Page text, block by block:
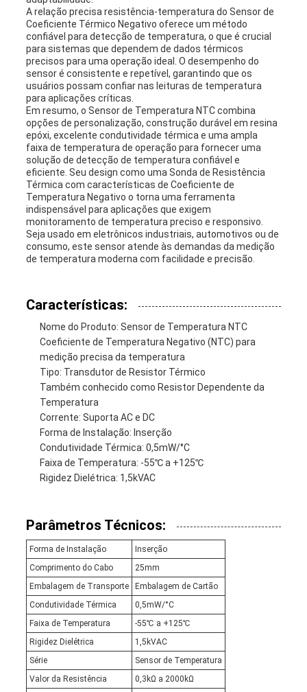
A relação precisa resistência-temperatura do Sensor de
Coeficiente Térmico Negativo oferece um método
confiável para detecção de temperatura, o que é crucial
para sistemas que dependem de dados térmicos
precisos para uma operação ideal. O desempenho do
sensor é consistente e repetível, garantindo que os
usuários possam confiar nas leituras de temperatura
para aplicações críticas.
Em resumo, o Sensor de Temperatura NTC combina
opções de personalização, construção durável em resina
epóxi, excelente condutividade térmica e uma ampla
faixa de temperatura de operação para fornecer uma
solução de detecção de temperatura confiável e
eficiente. Seu design como uma Sonda de Resistência
Térmica com características de Coeficiente de
Temperatura Negativo o torna uma ferramenta
indispensável para aplicações que exigem
monitoramento de temperatura preciso e responsivo.
Seja usado em eletrônicos industriais, automotivos ou de
consumo, este sensor atende às demandas da medição
de temperatura moderna com facilidade e precisão.
Características:
Nome do Produto: Sensor de Temperatura NTC
Coeficiente de Temperatura Negativo (NTC) para
medição precisa da temperatura
Tipo: Transdutor de Resistor Térmico
Também conhecido como Resistor Dependente da
Temperatura
Corrente: Suporta AC e DC
Forma de Instalação: Inserção
Condutividade Térmica: 0,5mW/°C
Faixa de Temperatura: -55℃ a +125℃
Rigidez Dielétrica: 1,5kVAC
Parâmetros Técnicos:
Forma de Instalação
Inserção
Comprimento do Cabo
25mm
Embalagem de Transporte
Embalagem de Cartão
Condutividade Térmica
0,5mW/°C
Faixa de Temperatura
-55℃ a +125℃
Rigidez Dielétrica
1,5kVAC
Série
Sensor de Temperatura
Valor da Resistência
0,3kΩ a 2000kΩ